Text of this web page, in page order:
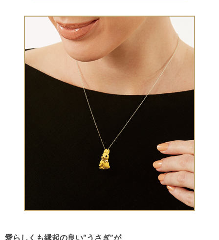
愛らしくも縁起の良い“うさぎ”が